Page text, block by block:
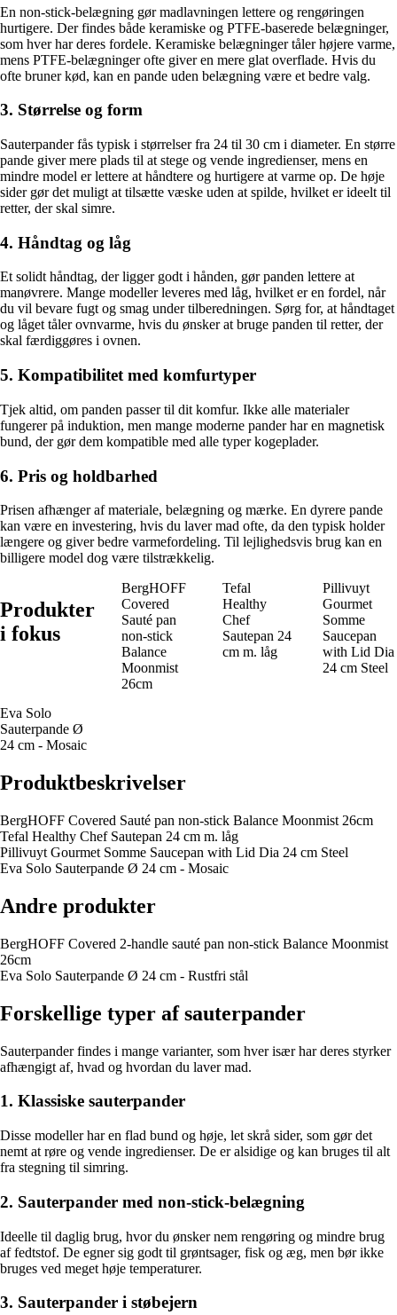
En non-stick-belægning gør madlavningen lettere og rengøringen
hurtigere. Der findes både keramiske og PTFE-baserede belægninger,
som hver har deres fordele. Keramiske belægninger tåler højere varme,
mens PTFE-belægninger ofte giver en mere glat overflade. Hvis du
ofte bruner kød, kan en pande uden belægning være et bedre valg.
3. Størrelse og form
Sauterpander fås typisk i størrelser fra 24 til 30 cm i diameter. En større
pande giver mere plads til at stege og vende ingredienser, mens en
mindre model er lettere at håndtere og hurtigere at varme op. De høje
sider gør det muligt at tilsætte væske uden at spilde, hvilket er ideelt til
retter, der skal simre.
4. Håndtag og låg
Et solidt håndtag, der ligger godt i hånden, gør panden lettere at
manøvrere. Mange modeller leveres med låg, hvilket er en fordel, når
du vil bevare fugt og smag under tilberedningen. Sørg for, at håndtaget
og låget tåler ovnvarme, hvis du ønsker at bruge panden til retter, der
skal færdiggøres i ovnen.
5. Kompatibilitet med komfurtyper
Tjek altid, om panden passer til dit komfur. Ikke alle materialer
fungerer på induktion, men mange moderne pander har en magnetisk
bund, der gør dem kompatible med alle typer kogeplader.
6. Pris og holdbarhed
Prisen afhænger af materiale, belægning og mærke. En dyrere pande
kan være en investering, hvis du laver mad ofte, da den typisk holder
længere og giver bedre varmefordeling. Til lejlighedsvis brug kan en
billigere model dog være tilstrækkelig.
Produkter
i fokus
BergHOFF
Covered
Sauté pan
non-stick
Balance
Moonmist
26cm
Tefal
Healthy
Chef
Sautepan 24
cm m. låg
Pillivuyt
Gourmet
Somme
Saucepan
with Lid Dia
24 cm Steel
Eva Solo
Sauterpande Ø
24 cm - Mosaic
Produktbeskrivelser
BergHOFF Covered Sauté pan non-stick Balance Moonmist 26cm
Tefal Healthy Chef Sautepan 24 cm m. låg
Pillivuyt Gourmet Somme Saucepan with Lid Dia 24 cm Steel
Eva Solo Sauterpande Ø 24 cm - Mosaic
Andre produkter
BergHOFF Covered 2-handle sauté pan non-stick Balance Moonmist
26cm
Eva Solo Sauterpande Ø 24 cm - Rustfri stål
Forskellige typer af sauterpander
Sauterpander findes i mange varianter, som hver især har deres styrker
afhængigt af, hvad og hvordan du laver mad.
1. Klassiske sauterpander
Disse modeller har en flad bund og høje, let skrå sider, som gør det
nemt at røre og vende ingredienser. De er alsidige og kan bruges til alt
fra stegning til simring.
2. Sauterpander med non-stick-belægning
Ideelle til daglig brug, hvor du ønsker nem rengøring og mindre brug
af fedtstof. De egner sig godt til grøntsager, fisk og æg, men bør ikke
bruges ved meget høje temperaturer.
3. Sauterpander i støbejern